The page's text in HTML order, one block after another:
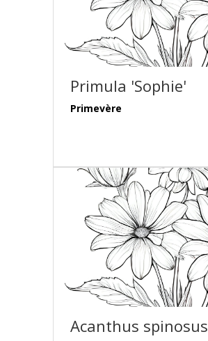
Primula 'Sophie'
Primevère
Acanthus spinosus